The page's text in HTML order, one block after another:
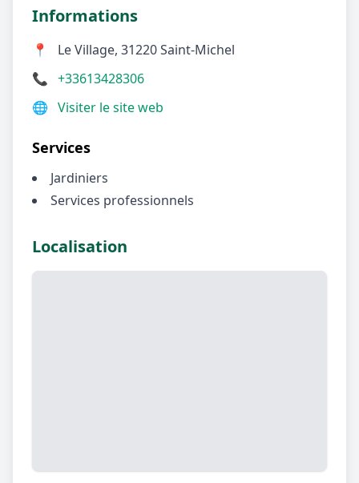
Informations
📍
Le Village, 31220 Saint-Michel
📞 +33613428306
🌐 Visiter le site web
Services
Jardiniers
Services professionnels
Localisation